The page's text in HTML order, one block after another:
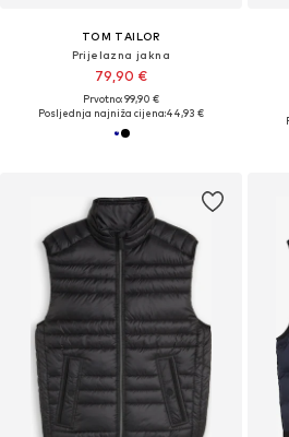
TOM TAILOR
Prijelazna jakna
79,90 €
Prvotno: 99,90 €
Posljednja najniža cijena:44,93 €